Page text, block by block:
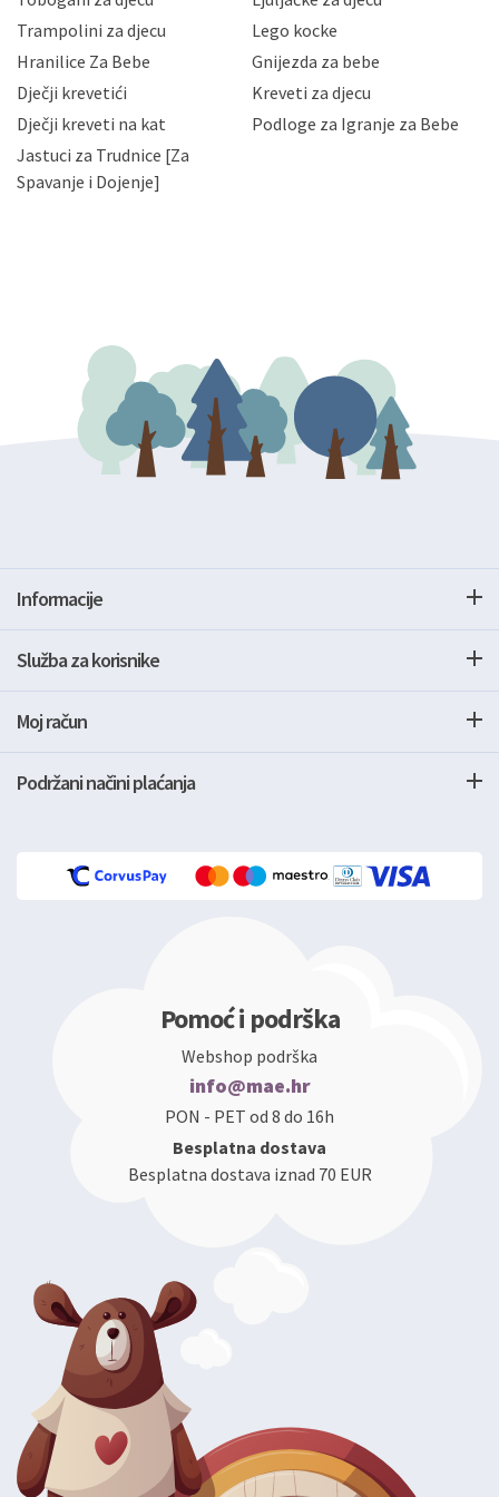
priopćavanje osobnih podataka samo onim svojim
zaposlenicima kojima su isti potrebni radi provedbe
slučajevima koji su dozvoljeni zakonima. Napominjemo
da možete u svako doba, u potpunosti ili djelomice,
zatražiti prestanak aktivnosti obrade Vaših osobnih
podataka. Opoziv privole možete podnijeti poštom na
gore navedenu adresu ili e-mailom na adresu:
Trampolini za djecu
Lego kocke
Hranilice Za Bebe
Gnijezda za bebe
Dječji krevetići
Kreveti za djecu
Dječji kreveti na kat
Podloge za Igranje za Bebe
Jastuci za Trudnice [Za
Spavanje i Dojenje]
Informacije
Služba za korisnike
Moj račun
Podržani načini plaćanja
Pomoć i podrška
Webshop podrška
info@mae.hr
PON - PET od 8 do 16h
Besplatna dostava
Besplatna dostava iznad 70 EUR